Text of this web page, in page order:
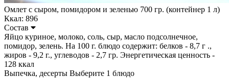
Омлет с сыром, помидором и зеленью 700 гр. (контейнер 1 л)
Ккал: 896
Состав
Яйцо куриное, молоко, соль, сыр, масло подсолнечное,
помидор, зелень. На 100 г. блюдо содержит: белков - 8,7 г .,
жиров - 9,2 г., углеводов - 2,7 гр. Энергетическая ценность -
128 ккал
Выпечка, десерты Выберите 1 блюдо